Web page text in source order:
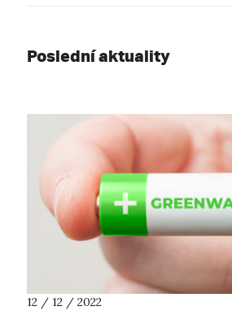
Poslední aktuality
12 / 12 / 2022